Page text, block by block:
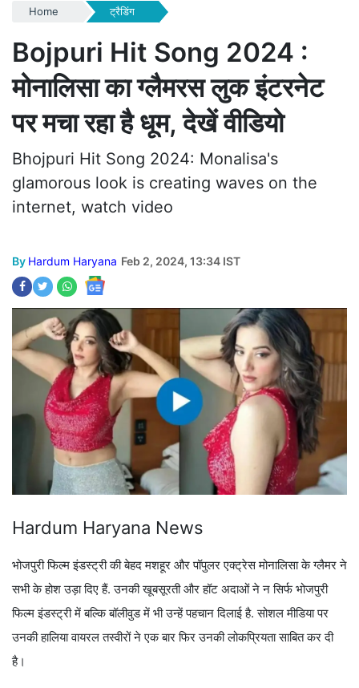
Home ट्रैडिंग
Bojpuri Hit Song 2024 :
मोनालिसा का ग्लैमरस लुक इंटरनेट
पर मचा रहा है धूम, देखें वीडियो
Bhojpuri Hit Song 2024: Monalisa's
glamorous look is creating waves on the
internet, watch video
By Hardum Haryana Feb 2, 2024, 13:34 IST
Hardum Haryana News
भोजपुरी फिल्म इंडस्ट्री की बेहद मशहूर और पॉपुलर एक्ट्रेस मोनालिसा के ग्लैमर ने
सभी के होश उड़ा दिए हैं. उनकी खूबसूरती और हॉट अदाओं ने न सिर्फ भोजपुरी
फिल्म इंडस्ट्री में बल्कि बॉलीवुड में भी उन्हें पहचान दिलाई है. सोशल मीडिया पर
उनकी हालिया वायरल तस्वीरों ने एक बार फिर उनकी लोकप्रियता साबित कर दी
है।